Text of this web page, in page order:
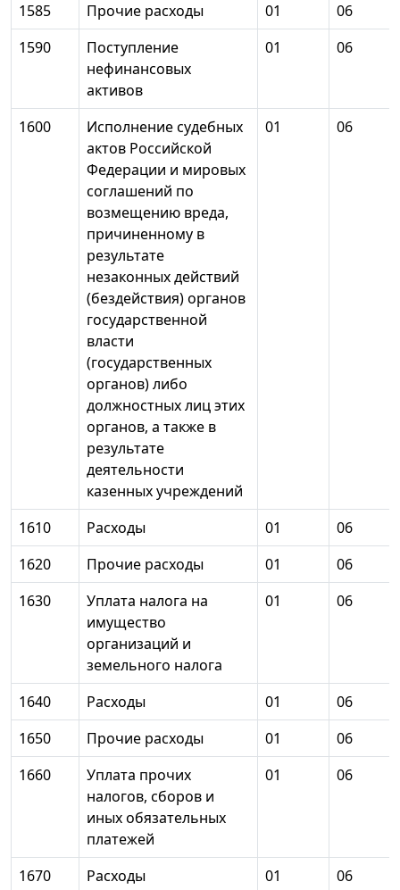
1585
Прочие расходы 01
06
1590
Поступление
нефинансовых
активов
01 06
1600
Исполнение судебных
актов Российской
Федерации и мировых
соглашений по
возмещению вреда,
причиненному в
результате
незаконных действий
(бездействия) органов
государственной
власти
(государственных
органов) либо
должностных лиц этих
органов, а также в
результате
деятельности
казенных учреждений
01 06
1610 Расходы 01
06
1620
Прочие расходы 01
06
1630
Уплата налога на
имущество
организаций и
земельного налога
01 06
1640 Расходы 01
06
1650
Прочие расходы 01
06
1660
Уплата прочих
налогов, сборов и
иных обязательных
платежей
01 06
1670 Расходы 01
06